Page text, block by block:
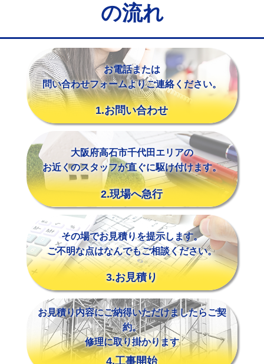
※給水管工事は20mmまでの価格です。
の流れ
お電話または
問い合わせフォームよりご連絡ください。
1.お問い合わせ
大阪府高石市千代田エリアの
お近くのスタッフが直ぐに駆け付けます。
2.現場へ急行
その場でお見積りを提示します。
ご不明な点はなんでもご相談ください。
3.お見積り
お見積り内容にご納得いただけましたらご契
約。
修理に取り掛かります
4.工事開始